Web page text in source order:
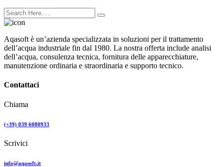
Aqasoft è un’azienda specializzata in soluzioni per il trattamento
dell’acqua industriale fin dal 1980. La nostra offerta include analisi
dell’acqua, consulenza tecnica, fornitura delle apparecchiature,
manutenzione ordinaria e straordinaria e supporto tecnico.
Contattaci
Chiama
(+39) 039 6080933
Scrivici
info@aqasoft.it